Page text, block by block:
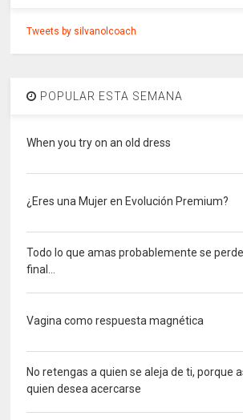
Tweets by silvanolcoach
POPULAR ESTA SEMANA
When you try on an old dress
¿Eres una Mujer en Evolución Premium?
Todo lo que amas probablemente se
final...
Vagina como respuesta magnética
No retengas a quien se aleja de ti, porque
quien desea acercarse